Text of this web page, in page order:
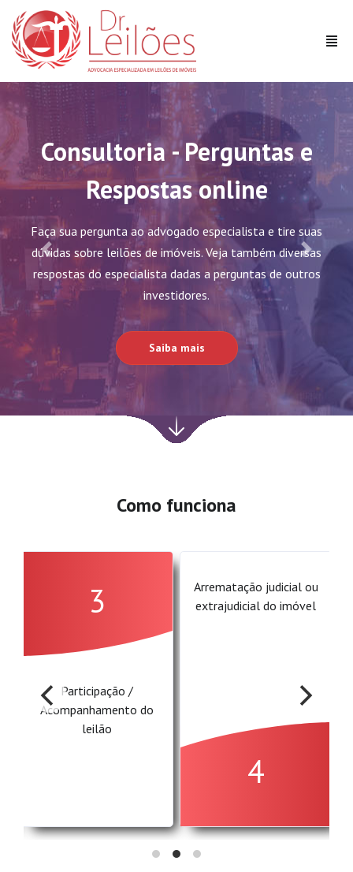
Consultoria - Perguntas e
Respostas online
Faça sua pergunta ao advogado especialista e tire suas
dúvidas sobre leilões de imóveis. Veja também diversas
respostas do especialista dadas a perguntas de outros
investidores.
Saiba mais
Previous Next
Próxima
Como funciona
3
Participação /
Acompanhamento do
leilão
Arrematação judicial ou
extrajudicial do imóvel
4